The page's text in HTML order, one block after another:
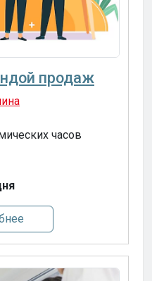
продаж
часов